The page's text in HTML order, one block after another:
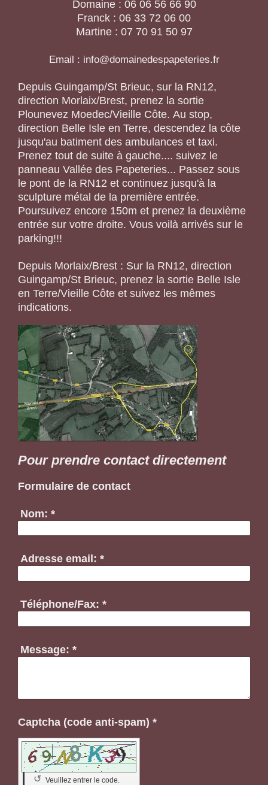
Domaine : 06 06 56 66 90
Franck : 06 33 72 06 00
Martine : 07 70 91 50 97
Email : info@domainedespapeteries.fr
Depuis Guingamp/St Brieuc, sur la RN12,
direction Morlaix/Brest, prenez la sortie
Plounevez Moedec/Vieille Côte. Au stop,
direction Belle Isle en Terre, descendez la côte
jusqu'au batiment des ambulances et taxi.
Prenez tout de suite à gauche.... suivez le
panneau Vallée des Papeteries... Passez sous
le pont de la RN12 et continuez jusqu'à la
sculpture métal de la première entrée.
Poursuivez encore 150m et prenez la deuxième
entrée sur votre droite. Vous voilà arrivés sur le
parking!!!
Depuis Morlaix/Brest : Sur la RN12, direction
Guingamp/St Brieuc, prenez la sortie Belle Isle
en Terre/Vieille Côte et suivez les mêmes
indications.
Pour prendre contact directement
Formulaire de contact
Nom: *
Adresse email: *
Téléphone/Fax: *
Message: *
Captcha (code anti-spam) *
Veuillez entrer le code.
↺